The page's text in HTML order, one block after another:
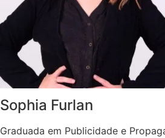
Sophia Furlan
Graduada em Publicidade e